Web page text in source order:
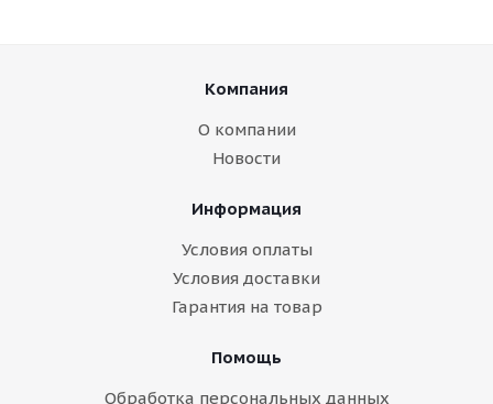
Компания
О компании
Новости
Информация
Условия оплаты
Условия доставки
Гарантия на товар
Помощь
Обработка персональных данных